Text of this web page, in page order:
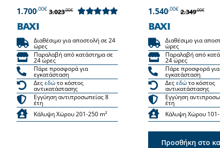
1.700,00€ 3.023,00€
Διαθέσιμο για αποστολή σε 24
ώρες
Παραλαβή από κατάστημα σε
24 ώρες
Πάρε προσφορά για
εγκατάσταση
Δεςεδώτο κόστος
αντικατάστασης
Εγγύηση αντιπροσωπείας 8
έτη
Κάλυψη Χώρου 201-250 m²
1.540,00€ 2.349,00€
Διαθέσιμο για
ώρες
Παραλαβή από
24 ώρες
Πάρε προσφορά για
εγκατάσταση
Δεςεδώτο κόστος
αντικατάστασης
Εγγύηση
έτη
Κάλυψη Χώρου 101-
Προσθήκη στο